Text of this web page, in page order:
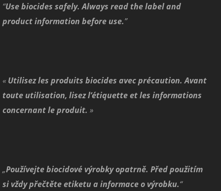
“Use biocides safely. Always read the label and
product information before use.”
« Utilisez les produits biocides avec précaution. Avant
toute utilisation, lisez l’étiquette et les informations
concernant le produit. »
„Používejte biocidové výrobky opatrně. Před použitím
si vždy přečtěte etiketu a informace o výrobku.“